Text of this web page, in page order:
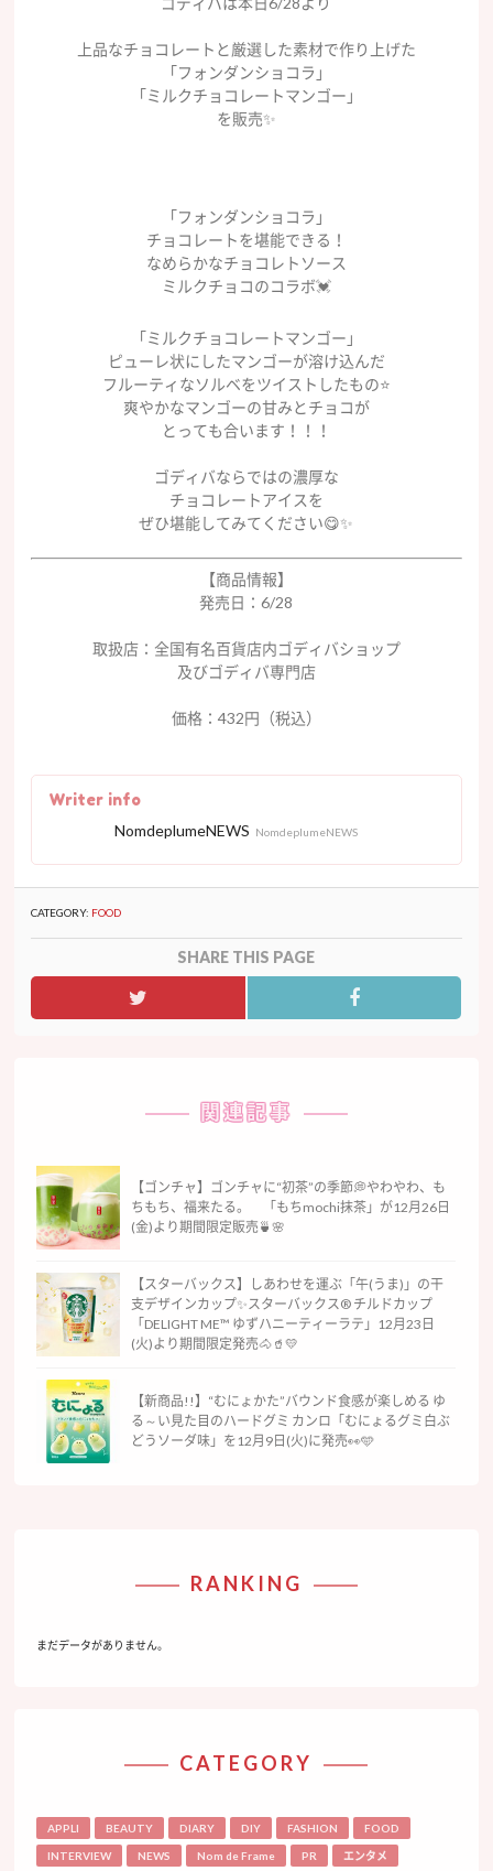
上品なチョコレートと厳選した素材で作り上げた
「フォンダンショコラ」
「ミルクチョコレートマンゴー」
を販売✨
「フォンダンショコラ」
チョコレートを堪能できる！
なめらかなチョコレトソース
ミルクチョコのコラボ💓
「ミルクチョコレートマンゴー」
ピューレ状にしたマンゴーが溶け込んだ
フルーティなソルベをツイストしたもの⭐️
爽やかなマンゴーの甘みとチョコが
とっても合います！！！
ゴディバならではの濃厚な
チョコレートアイスを
ぜひ堪能してみてください😋✨
【商品情報】
発売日：6/28
取扱店：全国有名百貨店内ゴディバショップ
及びゴディバ専門店
価格：432円（税込）
Writer info
NomdeplumeNEWS NomdeplumeNEWS
CATEGORY: FOOD
SHARE THIS PAGE
関連記事
【ゴンチャ】ゴンチャに“初茶”の季節💭やわやわ、も
ちもち、福来たる。 「もちmochi抹茶」が12月26日
(金)より期間限定販売🍵🌸
【スターバックス】しあわせを運ぶ「午(うま)」の干
支デザインカップ✨スターバックス® チルドカップ
「DELIGHT ME™ ゆずハニーティーラテ」12月23日
(火)より期間限定発売🐴🥤💛
【新商品!!】“むにょかた”バウンド食感が楽しめる ゆ
る～い見た目のハードグミ カンロ「むにょるグミ白ぶ
どうソーダ味」を12月9日(火)に発売👀🩵
RANKING
まだデータがありません。
CATEGORY
APPLI BEAUTY DIARY DIY FASHION FOOD
INTERVIEW NEWS Nom de Frame PR エンタメ